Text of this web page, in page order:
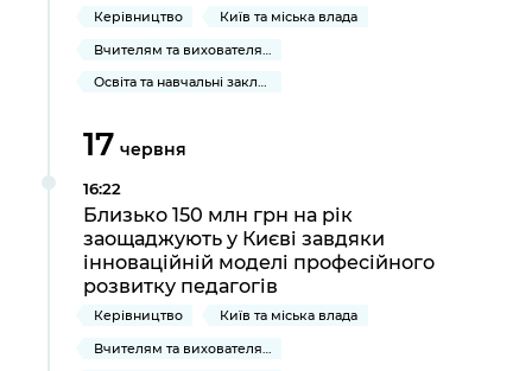
Керівництво
Київ та міська влада
Освіта та навчальні заклади
17 червня
16:22
Близько 150 млн грн на рік
заощаджують у Києві завдяки
інноваційній моделі професійного
розвитку педагогів
Керівництво
Київ та міська влада